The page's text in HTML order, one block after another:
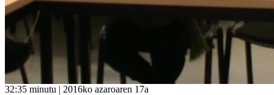
32:35 minutu | 2016ko azaroaren 17a